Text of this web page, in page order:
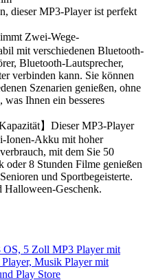
dieser MP3-Player ist perfekt
Zwei-Wege-
mit verschiedenen Bluetooth-
Bluetooth-Lautsprecher,
verbinden kann. Sie können
Szenarien genießen, ohne
Ihnen ein besseres
】Dieser MP3-Player
Ionen-Akku mit hoher
mit dem Sie 50
oder 8 Stunden Filme genießen
und Sportbegeisterte.
Halloween-Geschenk.